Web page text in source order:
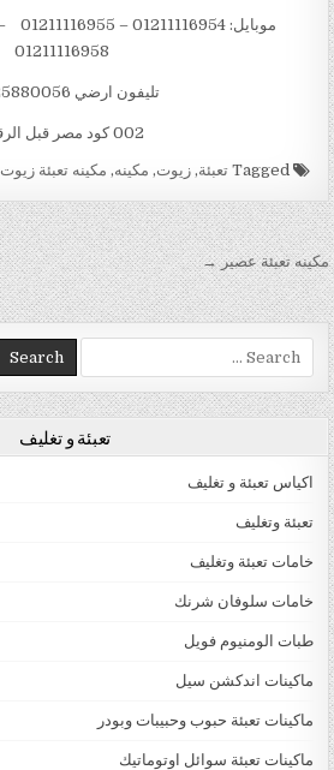
تليفون ارضي 0225880056
002 كود مصر قبل الرقم
Tagged تعبئة,زيوت, مكينه, مكينه تعبئة زيوت
تصفّح المقالات
مكينه تعبئة عصير →
Search for:
تعبئة و تغليف
اكياس تعبئة و تغليف
تعبئة وتغليف
خامات تعبئة وتغليف
خامات سلوفان شرنك
طبات الومنيوم فويل
ماكينات اندكشن سيل
ماكينات تعبئة حبوب وحبيبات وبودر
ماكينات تعبئة سوائل اوتوماتيك